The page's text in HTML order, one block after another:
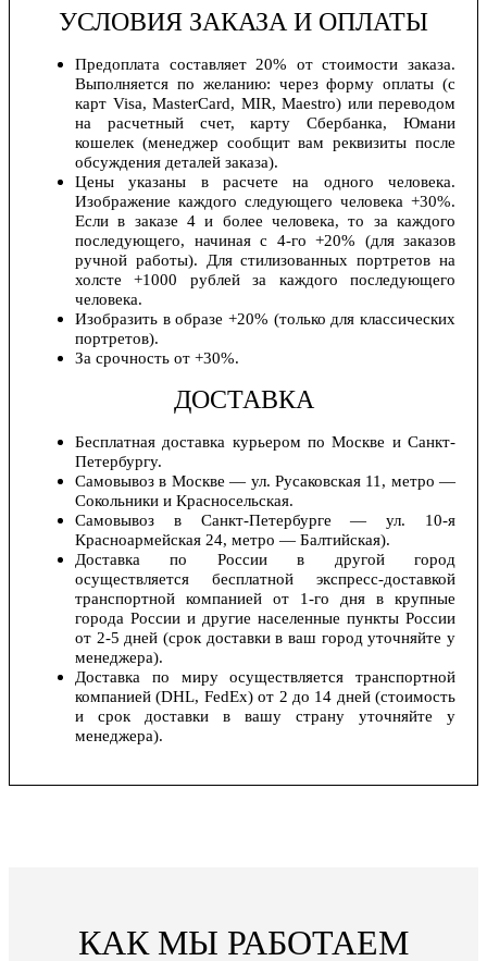
УСЛОВИЯ ЗАКАЗА И ОПЛАТЫ
Предоплата составляет 20% от стоимости заказа.
Выполняется по желанию: через форму оплаты (с
карт Visa, MasterCard, MIR, Maestro) или переводом
на расчетный счет, карту Сбербанка, Юмани
кошелек (менеджер сообщит вам реквизиты после
обсуждения деталей заказа).
Цены указаны в расчете на одного человека.
Изображение каждого следующего человека +30%.
Если в заказе 4 и более человека, то за каждого
последующего, начиная с 4-го +20% (для заказов
ручной работы). Для стилизованных портретов на
холсте +1000 рублей за каждого последующего
человека.
Изобразить в образе +20% (только для классических
портретов).
За срочность от +30%.
ДОСТАВКА
Бесплатная доставка курьером по Москве и Санкт-
Петербургу.
Самовывоз в Москве — ул. Русаковская 11, метро —
Сокольники и Красносельская.
Самовывоз в Санкт-Петербурге — ул. 10-я
Красноармейская 24, метро — Балтийская).
Доставка по России в другой город
осуществляется бесплатной экспресс-доставкой
транспортной компанией от 1-го дня в крупные
города России и другие населенные пункты России
от 2-5 дней (срок доставки в ваш город уточняйте у
менеджера).
Доставка по миру осуществляется транспортной
компанией (DHL, FedEx) от 2 до 14 дней (стоимость
и срок доставки в вашу страну уточняйте у
менеджера).
КАК МЫ РАБОТАЕМ